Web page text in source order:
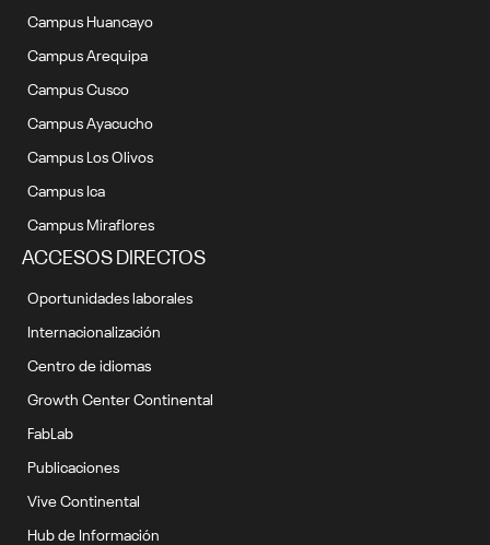
Campus Huancayo
Campus Arequipa
Campus Cusco
Campus Ayacucho
Campus Los Olivos
Campus Ica
Campus Miraflores
ACCESOS DIRECTOS
Oportunidades laborales
Internacionalización
Centro de idiomas
Growth Center Continental
FabLab
Publicaciones
Vive Continental
Hub de Información